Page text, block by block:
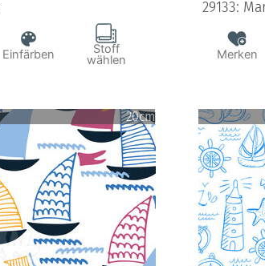
Einfärben Stoff
wählen
29133:
Merken
20cm